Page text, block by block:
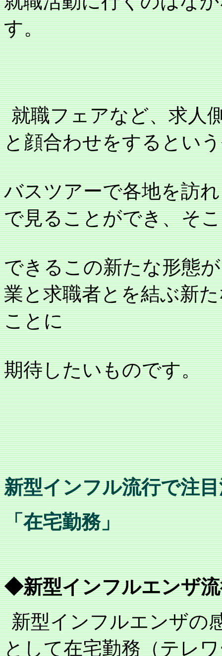
す。
就職フェアなど、求人
と顔合わせをするとい
バスツアーで各地を訪
で見ることができ、そ
できるこの新たな形態
業と求職者とを結ぶ新
ことに
期待したいものです。
新型インフル流行で注
「在宅勤務」
◆新型インフルエンザ
新型インフルエンザの
として在宅勤務（テレ